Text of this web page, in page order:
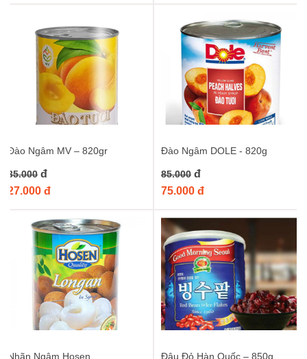
Đào Ngâm MV – 820gr
35.000 đ
27.000 đ
Đào Ngâm DOLE - 820g
85.000 đ
75.000 đ
Nhãn Ngâm Hosen Đậu Đỏ Hàn Quốc – 850g